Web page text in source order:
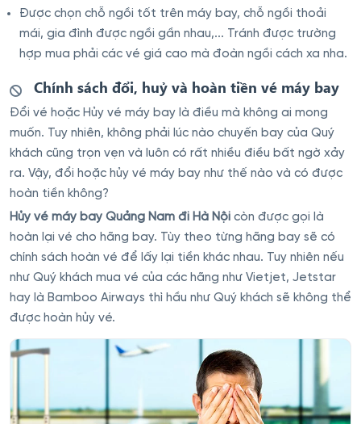
Được chọn chỗ ngồi tốt trên máy bay, chỗ ngồi thoải
mái, gia đình được ngồi gần nhau,... Tránh được trường
hợp mua phải các vé giá cao mà đoàn ngồi cách xa nha.
Chính sách đổi, huỷ và hoàn tiền vé máy bay
Đổi vé hoặc Hủy vé máy bay là điều mà không ai mong
muốn. Tuy nhiên, không phải lúc nào chuyến bay của Quý
khách cũng trọn vẹn và luôn có rất nhiều điều bất ngờ xảy
ra. Vậy, đổi hoặc hủy vé máy bay như thế nào và có được
hoàn tiền không?
Hủy vé máy bay Quảng Nam đi Hà Nội còn được gọi là
hoàn lại vé cho hãng bay. Tùy theo từng hãng bay sẽ có
chính sách hoàn vé để lấy lại tiền khác nhau. Tuy nhiên nếu
như Quý khách mua vé của các hãng như Vietjet, Jetstar
hay là Bamboo Airways thì hầu như Quý khách sẽ không thể
được hoàn hủy vé.